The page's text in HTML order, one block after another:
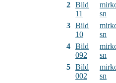
2 Bild
11
sn
3 Bild
10
sn
4 Bild
092
sn
5 Bild
002
sn